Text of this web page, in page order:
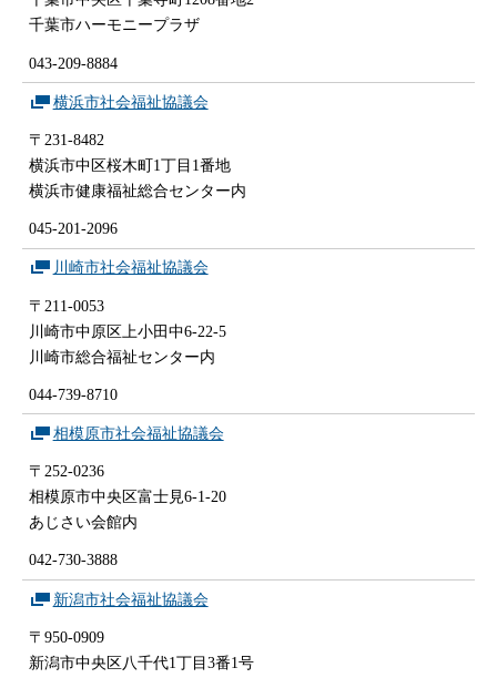
千葉市ハーモニープラザ
043-209-8884
横浜市社会福祉協議会
〒231-8482
横浜市中区桜木町1丁目1番地
横浜市健康福祉総合センター内
045-201-2096
川崎市社会福祉協議会
〒211-0053
川崎市中原区上小田中6-22-5
川崎市総合福祉センター内
044-739-8710
相模原市社会福祉協議会
〒252-0236
相模原市中央区富士見6-1-20
あじさい会館内
042-730-3888
新潟市社会福祉協議会
〒950-0909
新潟市中央区八千代1丁目3番1号